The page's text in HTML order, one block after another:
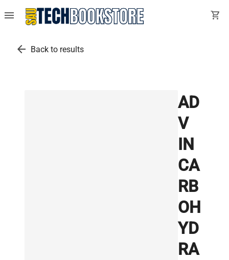
menu shopping_cart
arrow_back Back to results
AD
V
IN
CA
RB
OH
YD
RA